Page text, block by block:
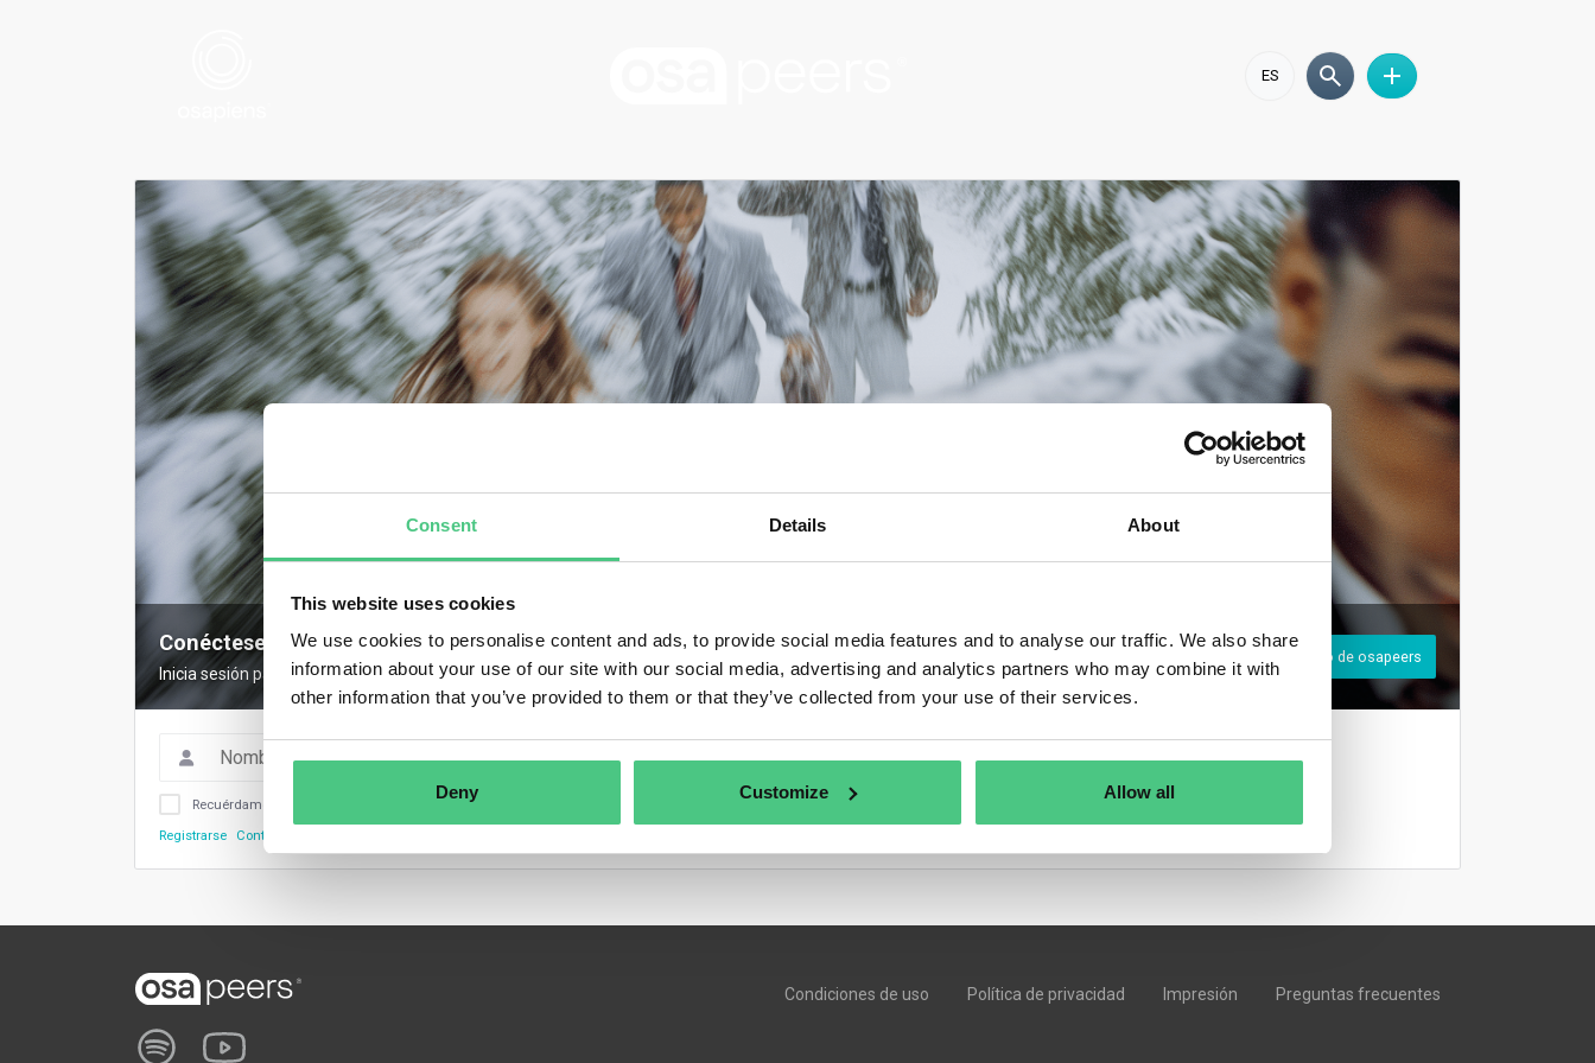
Consent Details About
This website uses cookies
We use cookies to personalise content and ads, to provide social media features and to analyse our traffic. We also share
information about your use of our site with our social media, advertising and analytics partners who may combine it with
other information that you’ve provided to them or that they’ve collected from your use of their services.
Deny Customize Allow all
ES
Conéctese para tener acceso completo
Inicia sesión para acceder a todos los contenidos, opiniones de expertos y debates de la comunidad sobre osapeers.
Registrarse para ser miembro de osapeers
Recuérdame
Registrarse Contraseña olvidada
Condiciones de uso Política de privacidad Impresión Preguntas frecuentes